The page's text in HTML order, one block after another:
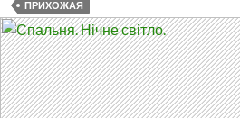
ПРИХОЖАЯ